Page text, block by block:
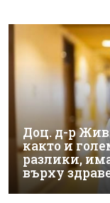
Доц. д-р
както и
разлики,
върху